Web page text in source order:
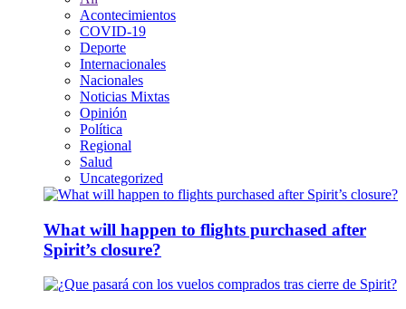
Acontecimientos
COVID-19
Deporte
Internacionales
Nacionales
Noticias Mixtas
Opinión
Política
Regional
Salud
Uncategorized
What will happen to flights purchased after
Spirit’s closure?